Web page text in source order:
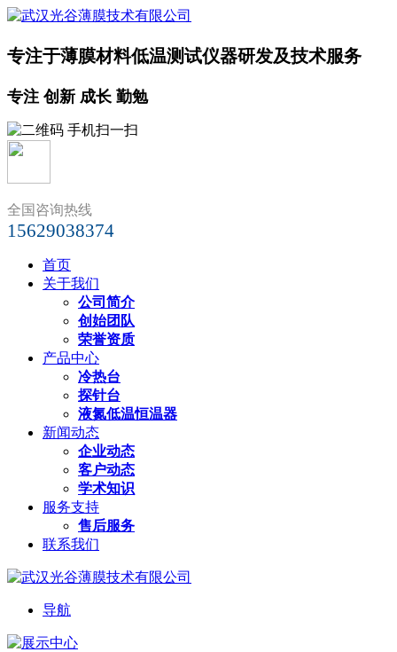
专注于薄膜材料低温测试仪器研发及技术服务
专注 创新 成长 勤勉
全国咨询热线
15629038374
首页
关于我们
公司简介
创始团队
荣誉资质
产品中心
冷热台
探针台
液氮低温恒温器
新闻动态
企业动态
客户动态
学术知识
服务支持
售后服务
联系我们
导航